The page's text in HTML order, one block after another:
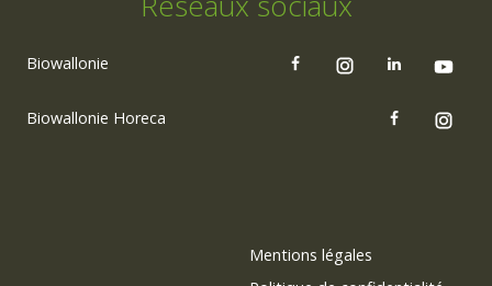
Biowallonie
Biowallonie Horeca
Mentions légales